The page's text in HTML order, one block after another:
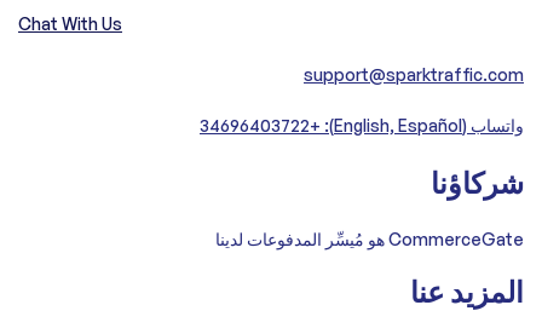
Chat With Us
support@sparktraffic.com
واتساب (English, Español): +34696403722
شركاؤنا
CommerceGate هو مُيسِّر المدفوعات لدينا
المزيد عنا